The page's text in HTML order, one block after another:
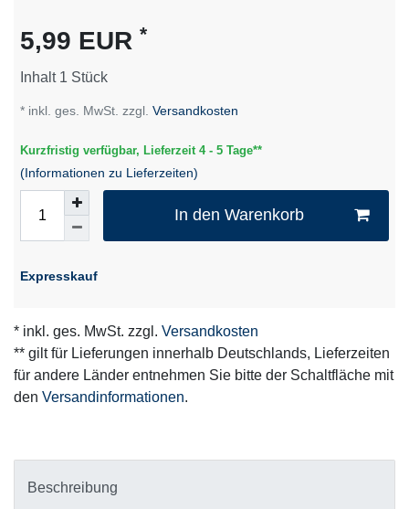
5,99 EUR *
Inhalt 1 Stück
* inkl. ges. MwSt. zzgl. Versandkosten
Kurzfristig verfügbar, Lieferzeit 4 - 5 Tage**
(Informationen zu Lieferzeiten)
In den Warenkorb
Expresskauf
* inkl. ges. MwSt. zzgl. Versandkosten
** gilt für Lieferungen innerhalb Deutschlands, Lieferzeiten
für andere Länder entnehmen Sie bitte der Schaltfläche mit
den Versandinformationen.
Beschreibung